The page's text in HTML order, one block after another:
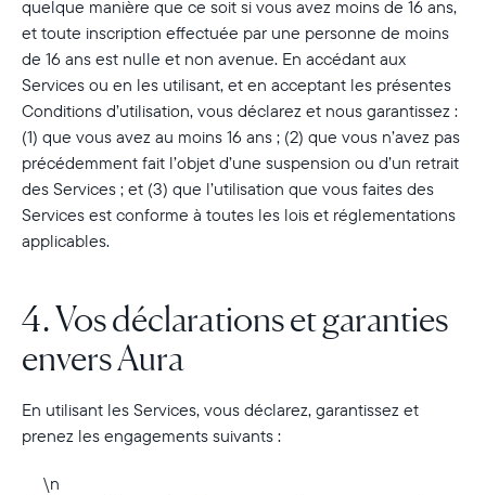
quelque manière que ce soit si vous avez moins de 16 ans,
et toute inscription effectuée par une personne de moins
de 16 ans est nulle et non avenue. En accédant aux
Services ou en les utilisant, et en acceptant les présentes
Conditions d’utilisation, vous déclarez et nous garantissez :
(1) que vous avez au moins 16 ans ; (2) que vous n’avez pas
précédemment fait l’objet d’une suspension ou d’un retrait
des Services ; et (3) que l’utilisation que vous faites des
Services est conforme à toutes les lois et réglementations
applicables.
4. Vos déclarations et garanties
envers Aura
En utilisant les Services, vous déclarez, garantissez et
prenez les engagements suivants :
\n